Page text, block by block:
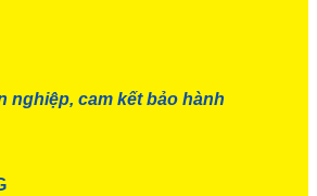
nghiệp, cam kết bảo hành